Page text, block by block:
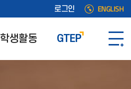
로그인 ENGLISH
학생활동 GTEP